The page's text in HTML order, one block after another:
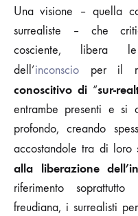
Una visione – quella
surrealiste – che
cosciente, libera le
dell’inconscio per il
conoscitivo di “sur-
entrambe presenti e si
profondo, creando
accostandole tra di loro
alla liberazione
riferimento
freudiana, i surrealisti